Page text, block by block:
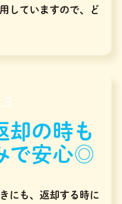
していますので、ど
却の時も
で安心◎
にも、返却する時に